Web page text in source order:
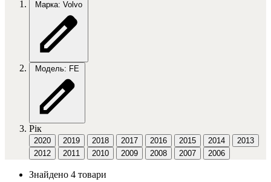
Марка: Volvo
Модель: FE
Рік
2020 2019 2018 2017 2016 2015 2014
2013
2012
2011 2010 2009 2008 2007 2006
Знайдено 4 товари